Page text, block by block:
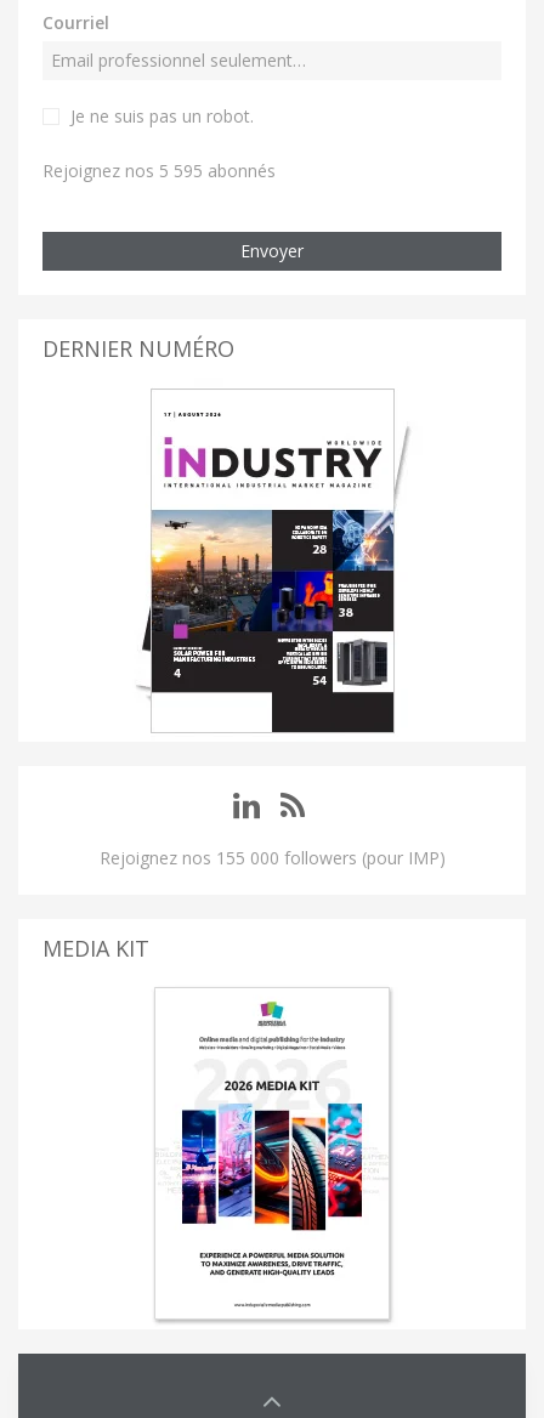
Courriel
Je ne suis pas un robot.
Rejoignez nos 5 595 abonnés
Envoyer
DERNIER NUMÉRO
Rejoignez nos 155 000 followers (pour IMP)
MEDIA KIT